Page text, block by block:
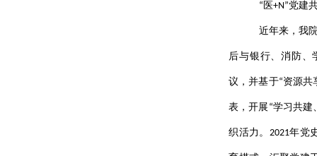
“医+N”党建
近年来，我
后与银行、消防、
议，并基于“资源共
表，开展“学习共建
织活力。2021年党